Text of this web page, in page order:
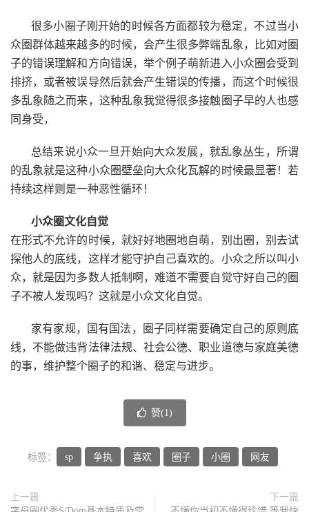
很多小圈子刚开始的时候各方面都较为稳定，不过当小
众圈群体越来越多的时候，会产生很多弊端乱象，比如对圈
子的错误理解和方向错误，举个例子萌新进入小众圈会受到
排挤，或者被误导然后就会产生错误的传播，而这个时候很
多乱象随之而来，这种乱象我觉得很多接触圈子早的人也感
同身受，
总结来说小众一旦开始向大众发展，就乱象丛生，所谓
的乱象就是这种小众圈壁垒向大众化瓦解的时候最显著！若
持续这样则是一种恶性循环！
小众圈文化自觉
在形式不允许的时候，就好好地圈地自萌，别出圈，别去试
探他人的底线，这样才能守护自己喜欢的。小众之所以叫小
众，就是因为多数人抵制啊，难道不需要自觉守好自己的圈
子不被人发现吗？这就是小众文化自觉。
家有家规，国有国法，圈子同样需要确定自己的原则底
线，不能做违背法律法规、社会公德、职业道德与家庭美德
的事，维护整个圈子的和谐、稳定与进步。
赞(1)
标签： sp 争执 喜欢 圈子 小圈 网友
上一篇
下一篇